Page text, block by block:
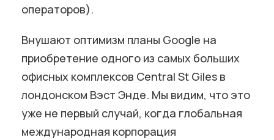
операторов).
Внушают оптимизм планы Google на
приобретение одного из самых больших
офисных комплексов Central St Giles в
лондонском Вэст Энде. Мы видим, что это
уже не первый случай, когда глобальная
международная корпорация